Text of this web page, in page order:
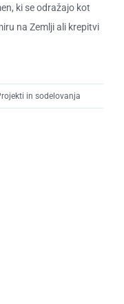
ki se odražajo kot
na Zemlji ali krepitvi
in sodelovanja